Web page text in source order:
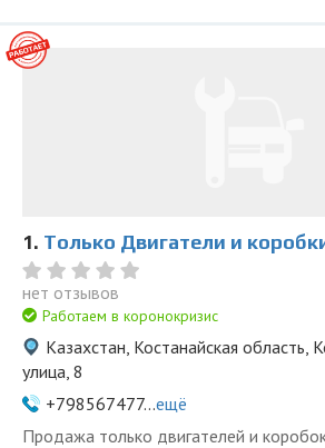
1. Только Двигатели и
нет отзывов
Работаем в коронокризис
Казахстан, Костанайская область,
улица, 8
+798567477...ещё
Продажа только двигателей и